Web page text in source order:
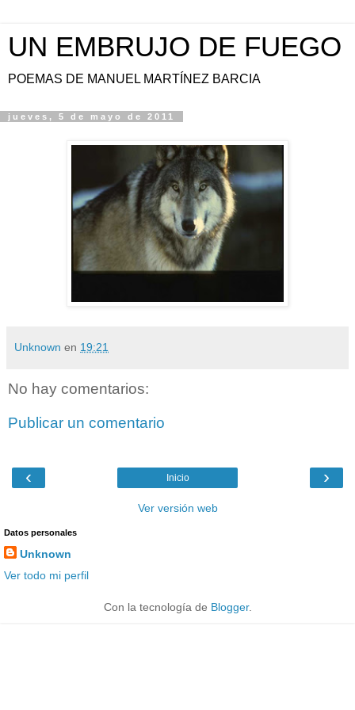
UN EMBRUJO DE FUEGO
POEMAS DE MANUEL MARTÍNEZ BARCIA
jueves, 5 de mayo de 2011
Unknown en 19:21
No hay comentarios:
Publicar un comentario
‹ ›
Inicio
Ver versión web
Datos personales
Unknown
Ver todo mi perfil
Con la tecnología de Blogger.